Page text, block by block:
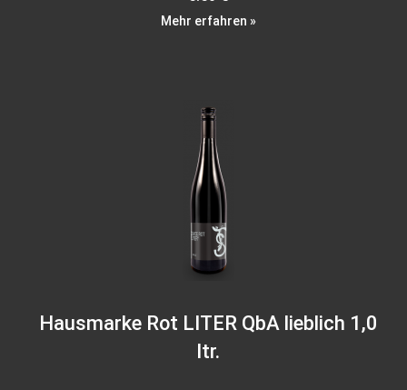
Mehr erfahren »
Hausmarke Rot LITER QbA lieblich 1,0
ltr.